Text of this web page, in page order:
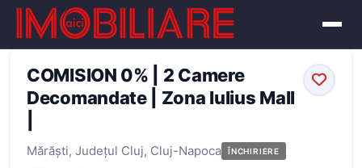
← Înapoi la oferte
COMISION 0% | 2 Camere
Decomandate | Zona Iulius Mall
Mărăști, Județul Cluj, Cluj-Napoca ÎNCHIRIERE